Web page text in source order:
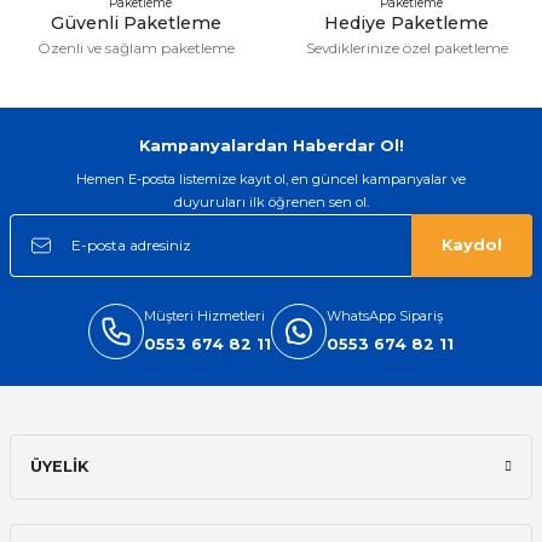
Güvenli Paketleme
Özenli ve sağlam paketleme
Hediye Paketleme
Sevdiklerinize özel paketleme
Kampanyalardan Haberdar Ol!
Hemen E-posta listemize kayıt ol, en güncel kampanyalar ve
duyuruları ilk öğrenen sen ol.
Kaydol
Müşteri Hizmetleri
0553 674 82 11
WhatsApp Sipariş
0553 674 82 11
ÜYELİK